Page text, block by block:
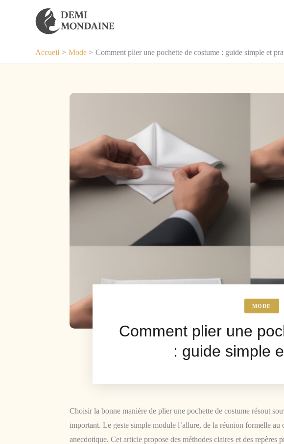
Accueil Mode Comment plier une pochette de costume : guide simple et
MODE
Comment plier une
: guide simple
Choisir la bonne manière de plier une pochette de costume résout
important. Le geste simple module l’allure, de la réunion formelle au
anecdotique. Cet article propose des méthodes claires et des repères